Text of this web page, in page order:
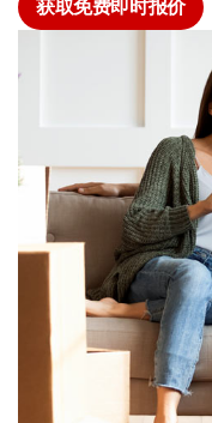
获取免费即时报价